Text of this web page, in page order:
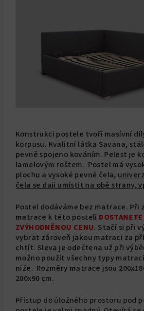
Konstrukci postele tvoří masívní
korpusu. Kvalitní látka Savana,
pevně spojeno kováním. Pelest je
lamelovým roštem. Postel má
plochu a vysoké pevné čela,
čela se dají umístit na obě strany,
Postel dodáváme bez matrace. Při
matrace k této posteli
ZVÝHODNĚNOU CENU. Stačí si při
vybrat zároveň jakou matraci za
chtít. Sleva je odečtena už při
možno použít všechny typy
níže. Rozměry matrace jsou
200x90 cm.
Přístup do úložného prostoru pod